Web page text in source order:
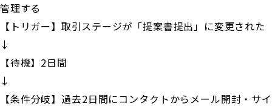
管理する
【トリガー】取引ステージが「提案書提出」に変更された
↓
【待機】2日間
↓
【条件分岐】過去2日間にコンタクトからメール開封・サイ